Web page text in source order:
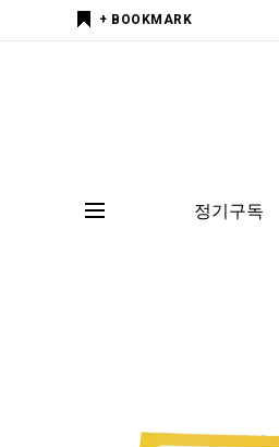
+ BOOKMARK
정기구독